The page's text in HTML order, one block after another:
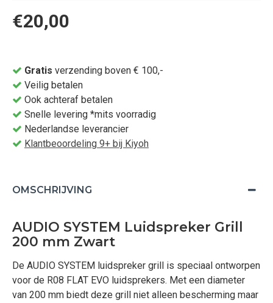
€20,00
Gratis verzending boven € 100,-
Veilig betalen
Ook achteraf betalen
Snelle levering *mits voorradig
Nederlandse leverancier
Klantbeoordeling 9+ bij Kiyoh
OMSCHRIJVING
AUDIO SYSTEM Luidspreker Grill
200 mm Zwart
De AUDIO SYSTEM luidspreker grill is speciaal ontworpen
voor de R08 FLAT EVO luidsprekers. Met een diameter
van 200 mm biedt deze grill niet alleen bescherming maar